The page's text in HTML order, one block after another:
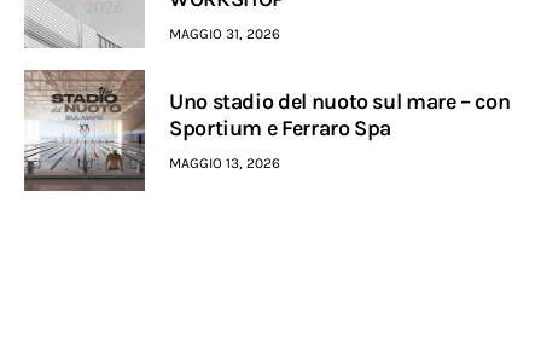
MAGGIO 31, 2026
Uno stadio del nuoto sul mare – con
Sportium e Ferraro Spa
MAGGIO 13, 2026